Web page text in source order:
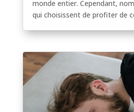
monde entier. Cependant,
qui choisissent de profiter de